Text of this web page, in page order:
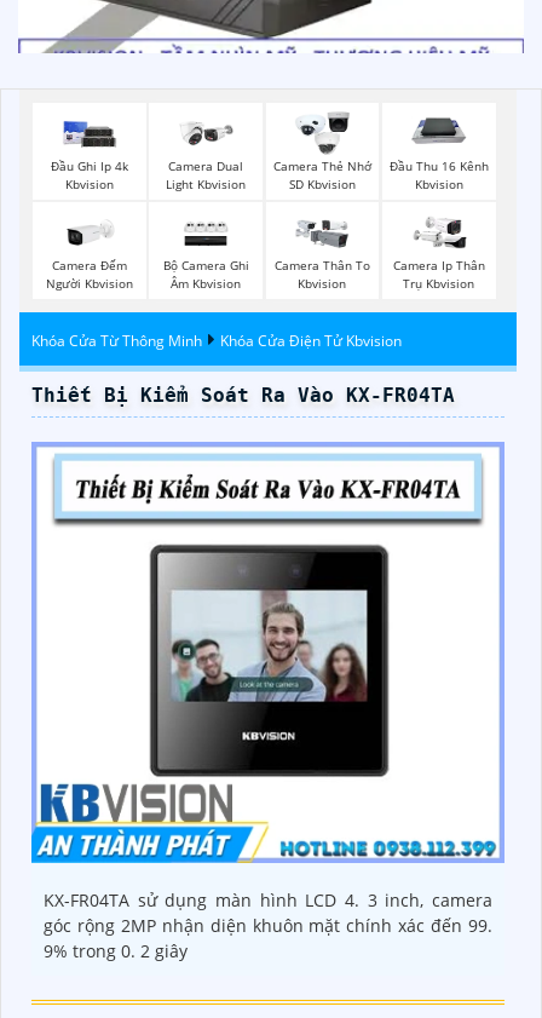
Đầu Ghi Ip 4k
Kbvision
Camera Dual
Light Kbvision
Camera Thẻ Nhớ
SD Kbvision
Đầu Thu 16 Kênh
Kbvision
Camera Đếm
Người Kbvision
Bộ Camera Ghi
Âm Kbvision
Camera Thân To
Kbvision
Camera Ip Thân
Trụ Kbvision
Khóa Cửa Từ Thông Minh Khóa Cửa Điện Tử Kbvision
Thiết Bị Kiểm Soát Ra Vào KX-FR04TA
KX-FR04TA sử dụng màn hình LCD 4. 3 inch, camera
góc rộng 2MP nhận diện khuôn mặt chính xác đến 99.
9% trong 0. 2 giây